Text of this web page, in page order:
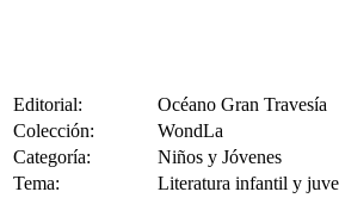
Editorial:
Océano Gran Travesía
Colección:
WondLa
Categoría:
Niños y Jóvenes
Tema:
Literatura infantil y